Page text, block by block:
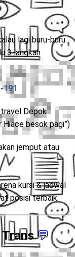
& Paket
lagi buru-buru.
3 langkah
Depok
Hiace besok pagi”)
jemput atau
kursi & jadwal
posisi terbaik.
💬